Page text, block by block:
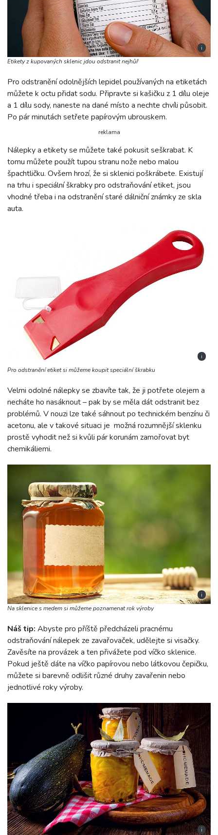
i
Etikety z kupovaných sklenic jdou odstranit nejhůř
Pro odstranění odolnějších lepidel používaných na etiketách
můžete k octu přidat sodu. Připravte si kašičku z 1 dílu oleje
a 1 dílu sody, naneste na dané místo a nechte chvíli působit.
Po pár minutách setřete papírovým ubrouskem.
reklama
Nálepky a etikety se můžete také pokusit seškrabat. K
tomu můžete použít tupou stranu nože nebo malou
špachtličku. Ovšem hrozí, že si sklenici poškrábete. Existují
na trhu i speciální škrabky pro odstraňování etiket, jsou
vhodné třeba i na odstranění staré dálniční známky ze skla
auta.
i
Pro odstranění etiket si můžeme koupit speciální škrabku
Velmi odolné nálepky se zbavíte tak, že ji potřete olejem a
necháte ho nasáknout – pak by se měla dát odstranit bez
problémů. V nouzi lze také sáhnout po technickém benzínu či
acetonu, ale v takové situaci je možná rozumnější sklenku
prostě vyhodit než si kvůli pár korunám zamořovat byt
chemikáliemi.
i
Na sklenice s medem si můžeme poznamenat rok výroby
Náš tip: Abyste pro příště předcházeli pracnému
odstraňování nálepek ze zavařovaček, udělejte si visačky.
Zavěsíte na provázek a ten přivážete pod víčko sklenice.
Pokud ještě dáte na víčko papírovou nebo látkovou čepičku,
můžete si barevně odlišit různé druhy zavařenin nebo
jednotlivé roky výroby.
i